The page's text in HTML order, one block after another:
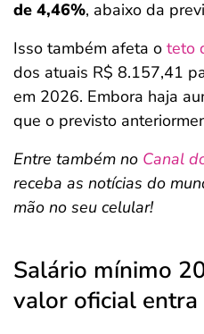
de 4,46%, abaixo da
Isso também afeta o teto
dos atuais R$ 8.157,41
em 2026. Embora haja
que o previsto
Entre também no Canal
receba as notícias do
mão no seu celular!
Salário mínimo
valor oficial entra